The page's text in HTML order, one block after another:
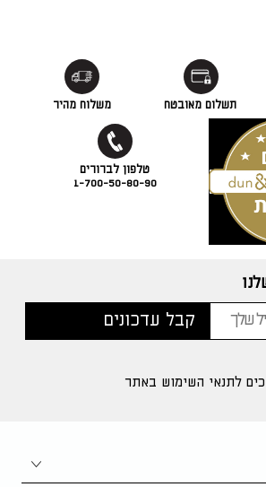
תשלום מאובטח משלוח מהיר
1-700-50-80-90
לתנאי השימוש באתר